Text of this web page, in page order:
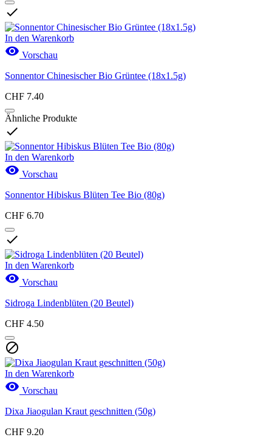

In den Warenkorb
 Vorschau
Sonnentor Chinesischer Bio Grüntee (18x1.5g)
CHF 7.40
Ähnliche Produkte

In den Warenkorb
 Vorschau
Sonnentor Hibiskus Blüten Tee Bio (80g)
CHF 6.70

In den Warenkorb
 Vorschau
Sidroga Lindenblüten (20 Beutel)
CHF 4.50

In den Warenkorb
 Vorschau
Dixa Jiaogulan Kraut geschnitten (50g)
CHF 9.20